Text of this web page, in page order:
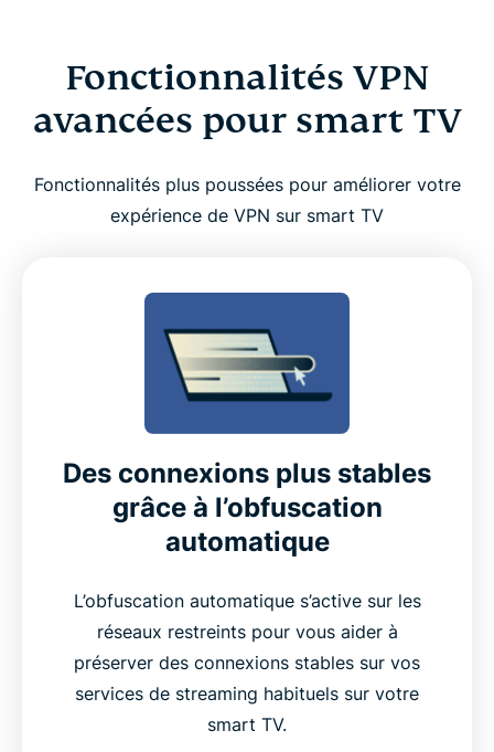
Fonctionnalités VPN
avancées pour smart TV
Fonctionnalités plus poussées pour améliorer votre
expérience de VPN sur smart TV
Des connexions plus stables
grâce à l’obfuscation
automatique
L’obfuscation automatique s’active sur les
réseaux restreints pour vous aider à
préserver des connexions stables sur vos
services de streaming habituels sur votre
smart TV.